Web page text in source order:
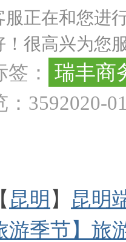
服正在和您进
！很高兴为您
签： 瑞丰商
：3592020-
【 昆明 】
昆明
游季节】旅